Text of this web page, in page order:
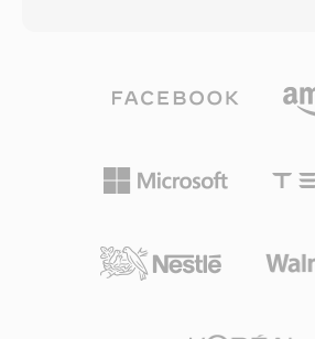
có giá trị cho thư viện mẫu âm
Technology chuyển Pro Tools
triệu kho lưu trữ phiên cũ vẫn
rộng. Các tệp M4A mã hóa AAC
nhờ cải thiện sao chép dải phổ,
theo thời gian và mô hình tâm lý
độ sâu bit lên đến 24-bit. Tích